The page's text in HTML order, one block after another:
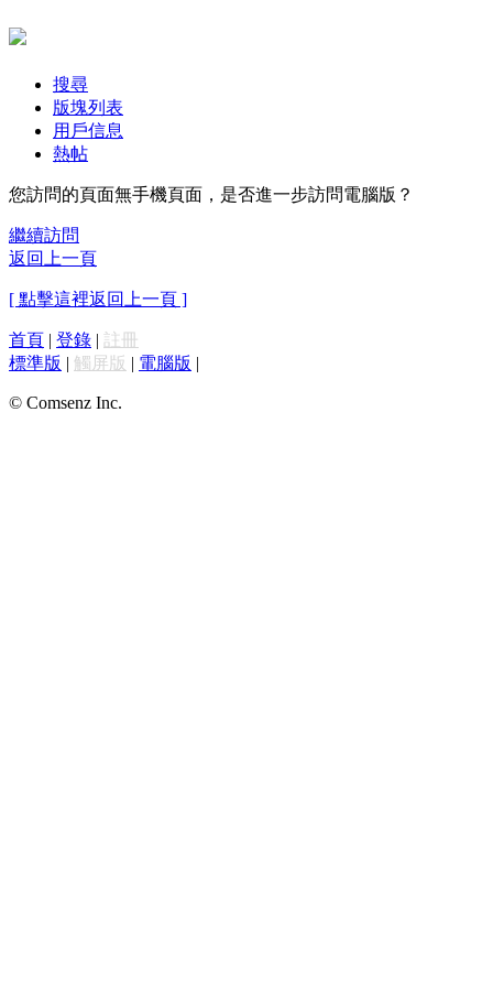
搜尋
版塊列表
用戶信息
熱帖
您訪問的頁面無手機頁面，是否進一步訪問電腦版？
繼續訪問
返回上一頁
[ 點擊這裡返回上一頁 ]
首頁 | 登錄 | 註冊
標準版 | 觸屏版 | 電腦版 |
© Comsenz Inc.